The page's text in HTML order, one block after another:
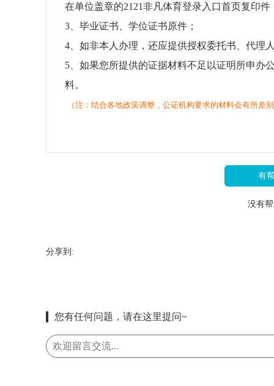
在单位盖章的2121非凡体育登录入口首页复印件
3、毕业证书、学位证书原件；
4、如非本人办理，还应提供授权委托书、代理
5、如果您所提供的证据材料不足以证明所申办
料。
（注：结合各地政策调整，公证机构要求的材料会有所差
有
没有
分享到:
您有任何问题，请在这里提问~